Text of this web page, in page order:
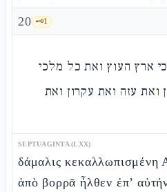
20 🗝️1
ארץ העוץ ואת כל מלכי
עזה ואת עקרון ואת
SEPTUAGINTA (LXX)
δάμαλις κεκαλλωπισμένη
ἀπὸ βορρᾶ ἦλθεν ἐπ’